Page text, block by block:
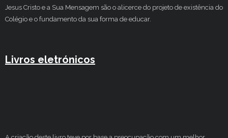
Jesus Cristo e a Sua Mensagem são o alicerce do projeto de existência do
Colégio e o fundamento da sua forma de educar.
Livros eletrónicos